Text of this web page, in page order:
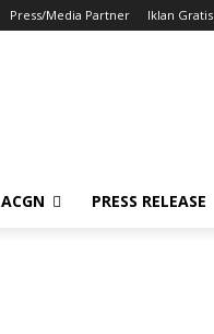
Press/Media Partner Iklan Gratis
ACGN PRESS RELEASE